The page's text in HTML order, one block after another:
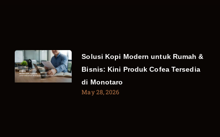
Solusi Kopi Modern untuk Rumah &
Bisnis: Kini Produk Cofea Tersedia
di Monotaro
May 28, 2026